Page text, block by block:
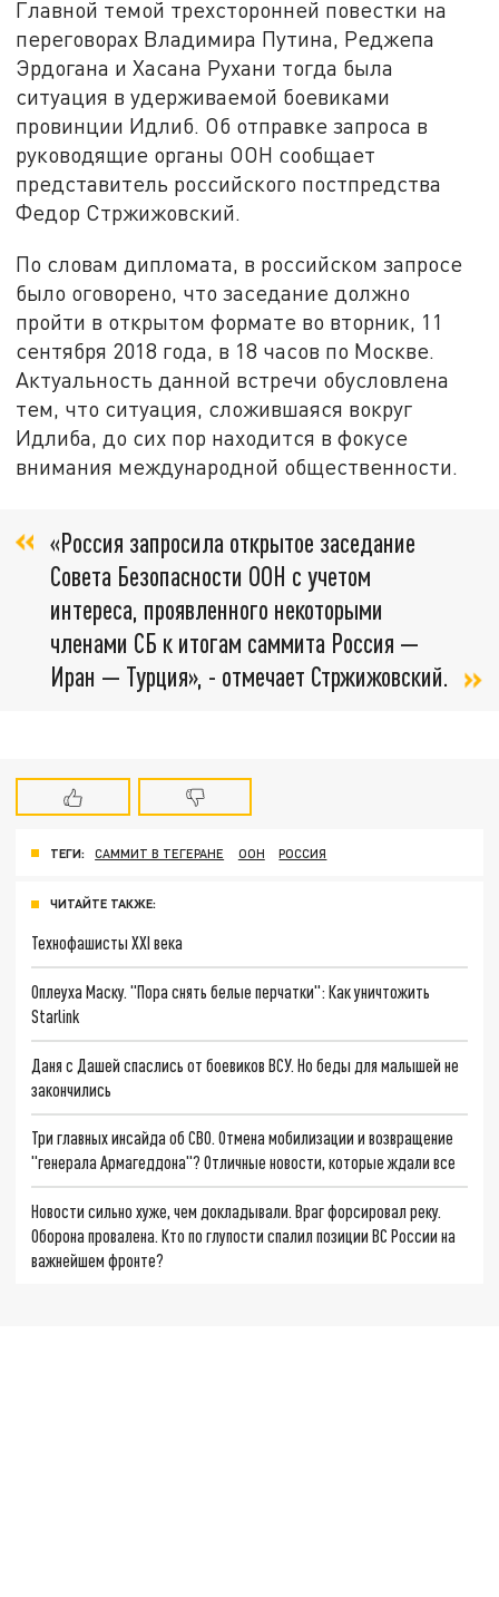
Главной темой трехсторонней повестки на
переговорах Владимира Путина, Реджепа
Эрдогана и Хасана Рухани тогда была
ситуация в удерживаемой боевиками
провинции Идлиб. Об отправке запроса в
руководящие органы ООН сообщает
представитель российского постпредства
Федор Стржижовский.
По словам дипломата, в российском запросе
было оговорено, что заседание должно
пройти в открытом формате во вторник, 11
сентября 2018 года, в 18 часов по Москве.
Актуальность данной встречи обусловлена
тем, что ситуация, сложившаяся вокруг
Идлиба, до сих пор находится в фокусе
внимания международной общественности.
«Россия запросила открытое заседание
Совета Безопасности ООН с учетом
интереса, проявленного некоторыми
членами СБ к итогам саммита Россия —
Иран — Турция», - отмечает Стржижовский.
ТЕГИ: САММИТ В ТЕГЕРАНЕ ООН РОССИЯ
ЧИТАЙТЕ ТАКЖЕ:
Технофашисты XXI века
Оплеуха Маску. "Пора снять белые перчатки": Как уничтожить
Starlink
Даня с Дашей спаслись от боевиков ВСУ. Но беды для малышей не
закончились
Три главных инсайда об СВО. Отмена мобилизации и возвращение
"генерала Армагеддона"? Отличные новости, которые ждали все
Новости сильно хуже, чем докладывали. Враг форсировал реку.
Оборона провалена. Кто по глупости спалил позиции ВС России на
важнейшем фронте?